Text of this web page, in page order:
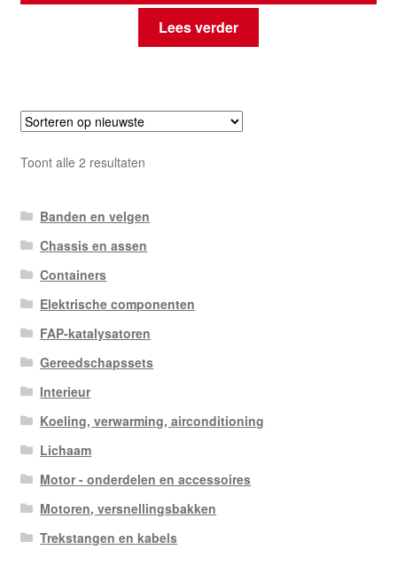
Lees verder
Toont alle 2 resultatenGesorteerd
Banden en velgen
Chassis en assen
Containers
Elektrische componenten
FAP-katalysatoren
Gereedschapssets
Interieur
Koeling, verwarming, airconditioning
Lichaam
Motor - onderdelen en accessoires
Motoren, versnellingsbakken
Trekstangen en kabels